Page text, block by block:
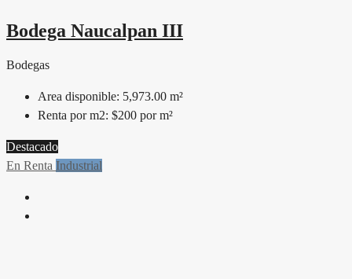
Bodega Naucalpan III
Bodegas
Area disponible: 5,973.00 m²
Renta por m2: $200 por m²
Destacado
En Renta Industrial